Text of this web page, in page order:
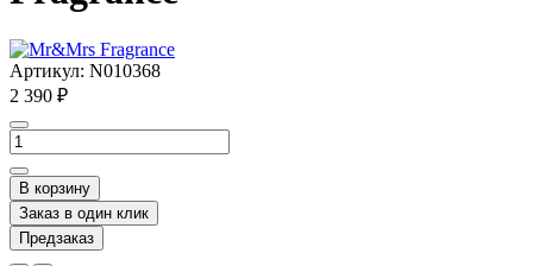
Артикул: N010368
2 390 ₽
В корзину
Заказ в один клик
Предзаказ